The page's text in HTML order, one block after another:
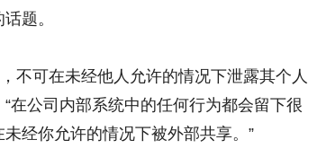
题。
不可在未经他人允许的情况下泄露其个人
在公司内部系统中的任何行为都会留下很
经你允许的情况下被外部共享。”